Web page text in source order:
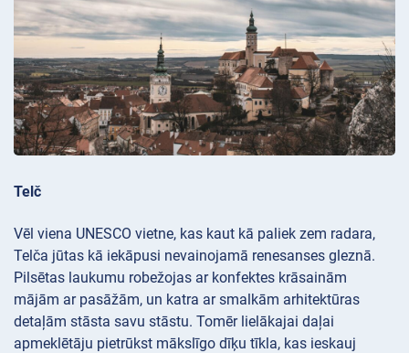
Telč
Vēl viena UNESCO vietne, kas kaut kā paliek zem radara,
Telča jūtas kā iekāpusi nevainojamā renesanses gleznā.
Pilsētas laukumu robežojas ar konfektes krāsainām
mājām ar pasāžām, un katra ar smalkām arhitektūras
detaļām stāsta savu stāstu. Tomēr lielākajai daļai
apmeklētāju pietrūkst mākslīgo dīķu tīkla, kas ieskauj